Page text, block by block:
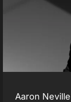
Aaron Neville